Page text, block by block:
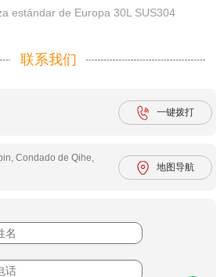
estándar de Europa 30L SUS304
联系我们
一键拨打
Condado de Qihe,
地图导航